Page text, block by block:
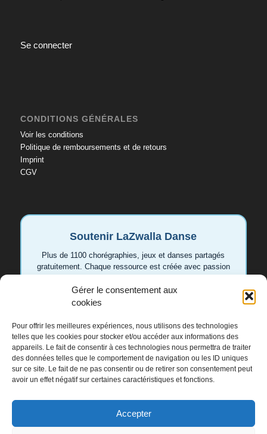
Gérer le consentement aux
cookies
Pour offrir les meilleures expériences, nous utilisons des technologies
telles que les cookies pour stocker et/ou accéder aux informations des
appareils. Le fait de consentir à ces technologies nous permettra de traiter
des données telles que le comportement de navigation ou les ID uniques
sur ce site. Le fait de ne pas consentir ou de retirer son consentement peut
avoir un effet négatif sur certaines caractéristiques et fonctions.
Accepter
Se connecter
CONDITIONS GÉNÉRALES
Voir les conditions
Politique de remboursements et de retours
Imprint
CGV
Soutenir LaZwalla Danse
Plus de 1100 chorégraphies, jeux et danses partagés
gratuitement. Chaque ressource est créée avec passion
soutien permet de continuer à développer de nouvelles
Soutenir LaZwalla
Merci de tout cœur 💛